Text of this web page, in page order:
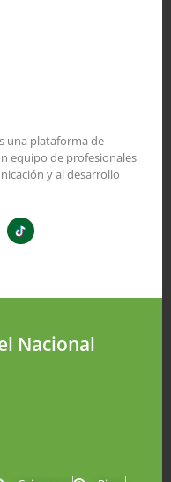
una plataforma de
equipo de profesionales
y al desarrollo
Nacional